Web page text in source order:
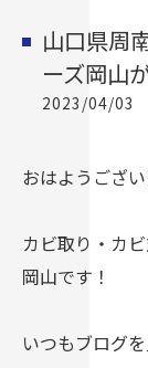
山口県周
ーズ岡山
2023/04/03
おはようござ
カビ取り・カ
岡山です！
いつもブログ